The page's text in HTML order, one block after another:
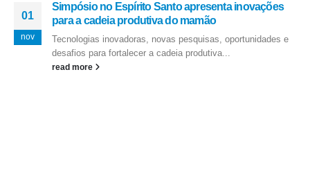
01
nov
Simpósio no Espírito Santo apresenta inovações
para a cadeia produtiva do mamão
Tecnologias inovadoras, novas pesquisas, oportunidades e
desafios para fortalecer a cadeia produtiva...
read more